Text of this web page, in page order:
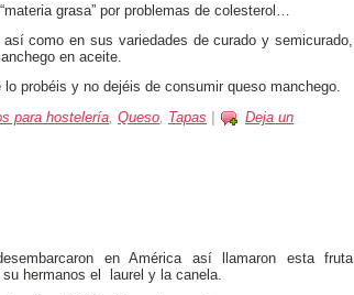
grasa” por problemas de colesterol…
como en sus variedades de curado y semicurado,
en aceite.
lo probéis y no dejéis de consumir queso manchego.
para hostelería, Queso, Tapas
Deja un
en América así llamaron esta fruta
su hermanos el laurel y la canela.